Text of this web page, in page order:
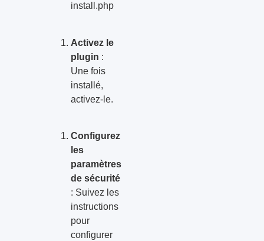
install.php
Activez le
plugin :
Une fois
installé,
activez-le.
Configurez
les
paramètres
de sécurité
: Suivez les
instructions
pour
configurer